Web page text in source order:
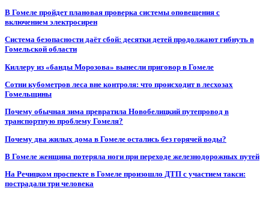
В Гомеле пройдет плановая проверка системы оповещения с
включением электросирен
Система безопасности даёт сбой: десятки детей продолжают гибнуть в
Гомельской области
Киллеру из «банды Морозова» вынесли приговор в Гомеле
Сотни кубометров леса вне контроля: что происходит в лесхозах
Гомельщины
Почему обычная зима превратила Новобелицкий путепровод в
транспортную проблему Гомеля?
Почему два жилых дома в Гомеле остались без горячей воды?
В Гомеле женщина потеряла ноги при переходе железнодорожных путей
На Речицком проспекте в Гомеле произошло ДТП с участием такси:
пострадали три человека